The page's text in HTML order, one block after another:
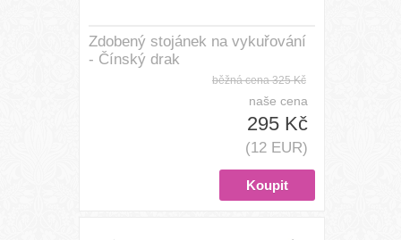
Zdobený stojánek na vykuřování
- Čínský drak
běžná cena325 Kč
naše cena
295 Kč
(12 EUR)